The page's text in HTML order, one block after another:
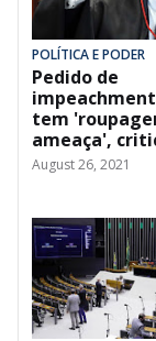
POLÍTICA E PODER
Pedido de
tem
ameaça',
August 26, 2021